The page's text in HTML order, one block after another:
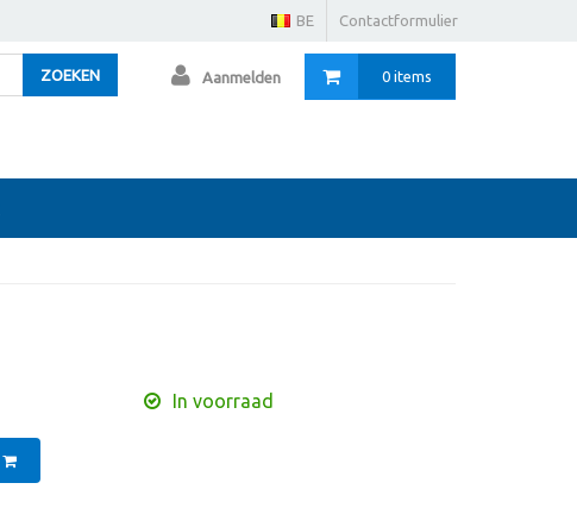
Contactformulier
BE
0 items
Aanmelden
ZOEKEN
In voorraad